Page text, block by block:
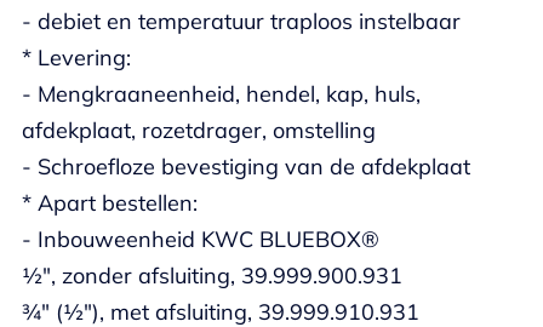
- debiet en temperatuur traploos instelbaar
* Levering:
- Mengkraaneenheid, hendel, kap, huls,
afdekplaat, rozetdrager, omstelling
- Schroefloze bevestiging van de afdekplaat
* Apart bestellen:
- Inbouweenheid KWC BLUEBOX®
½", zonder afsluiting, 39.999.900.931
¾" (½"), met afsluiting, 39.999.910.931